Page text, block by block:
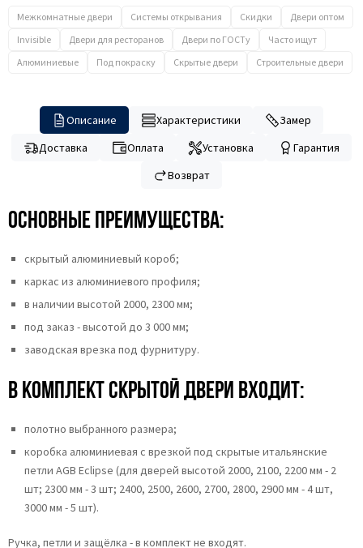
Межкомнатные двери Системы открывания Скидки
Двери оптом
Invisible
Двери для ресторанов Двери по ГОСТу
Часто ищут
Алюминиевые
Под покраску Скрытые двери Строительные двери
Описание Характеристики
Замер
Доставка
Оплата Установка
Гарантия
Возврат
Основные преимущества:
скрытый алюминиевый короб;
каркас из алюминиевого профиля;
в наличии высотой 2000, 2300 мм;
под заказ - высотой до 3 000 мм;
заводская врезка под фурнитуру.
В комплект скрытой двери входит:
полотно выбранного размера;
коробка алюминиевая с врезкой под скрытые итальянские
петли AGB Eclipse (для дверей высотой 2000, 2100, 2200 мм - 2
шт; 2300 мм - 3 шт; 2400, 2500, 2600, 2700, 2800, 2900 мм - 4 шт,
3000 мм - 5 шт).
Ручка, петли и защёлка - в комплект не входят.